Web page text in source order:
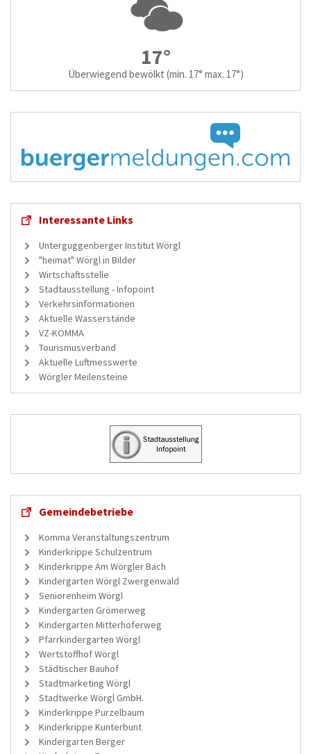
17°
Überwiegend bewölkt (min. 17° max. 17°)
Interessante Links
Unterguggenberger Institut Wörgl
"heimat" Wörgl in Bilder
Wirtschaftsstelle
Stadtausstellung - Infopoint
Verkehrsinformationen
Aktuelle Wasserstände
VZ-KOMMA
Tourismusverband
Aktuelle Luftmesswerte
Wörgler Meilensteine
Gemeindebetriebe
Komma Veranstaltungszentrum
Kinderkrippe Schulzentrum
Kinderkrippe Am Wörgler Bach
Kindergarten Wörgl Zwergenwald
Seniorenheim Wörgl
Kindergarten Grömerweg
Kindergarten Mitterhoferweg
Pfarrkindergarten Wörgl
Wertstoffhof Wörgl
Städtischer Bauhof
Stadtmarketing Wörgl
Stadtwerke Wörgl GmbH.
Kinderkrippe Purzelbaum
Kinderkrippe Kunterbunt
Kindergarten Berger